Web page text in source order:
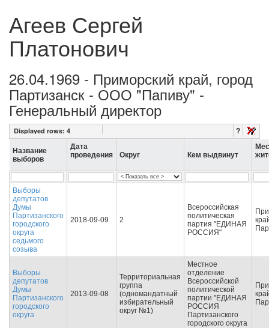
Агеев Сергей
Платонович
26.04.1969 - Приморский край, город
Партизанск - ООО "Папиву" -
Генеральный директор
Displayed rows: 4 ?
Название
выборов
Дата
проведения
Округ Кем выдвинут
Выборы
депутатов
Думы
Партизанского
городского
округа
седьмого
созыва
2018-09-09 2
Всероссийская
политическая
партия "ЕДИНАЯ
РОССИЯ"
Выборы
депутатов
Думы
Партизанского
городского
округа
2013-09-08
Территориальная
группа
(одномандатный
избирательный
округ №1)
Местное
отделение
Всероссийской
политической
партии "ЕДИНАЯ
РОССИЯ
Партизанского
городского округа